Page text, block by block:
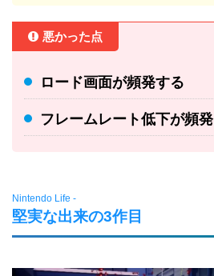
悪かった点
ロード画面が頻発する
フレームレート低下が頻発
Nintendo Life -
堅実な出来の3作目